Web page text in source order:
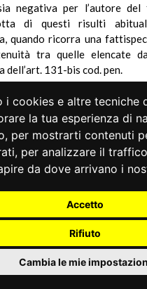
i cookies e altre tecniche
la tua esperienza di
per mostrarti contenuti
per analizzare il
da dove arrivano i
Accetto
Rifiuto
Cambia le mie
negativa per l’autore
di questi risulti
quando ricorra una
tra quelle elencate
dell’art. 131-bis cod. pen.
costituzionale
per violazione dell’art. 3
cui non consente
di non punibilità per
ai reati per i quali non è
Resta assorbita la
all’art. 27, terzo
PER QUESTI MOTIVI
LA CORTE